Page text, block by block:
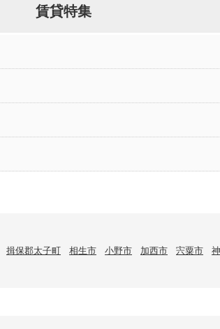
賃貸特集
揖保郡太子町 相生市 小野市 加西市 宍粟市